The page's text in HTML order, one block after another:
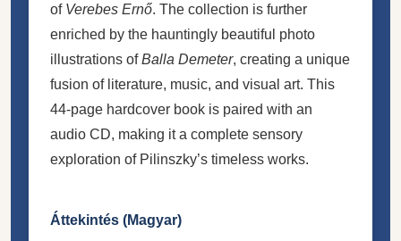
of Verebes Ernő. The collection is further
enriched by the hauntingly beautiful photo
illustrations ofBalla Demeter, creating a unique
fusion of literature, music, and visual art. This
44-page hardcover book is paired with an
audio CD, making it a complete sensory
exploration of Pilinszky’s timeless works.
Áttekintés (Magyar)